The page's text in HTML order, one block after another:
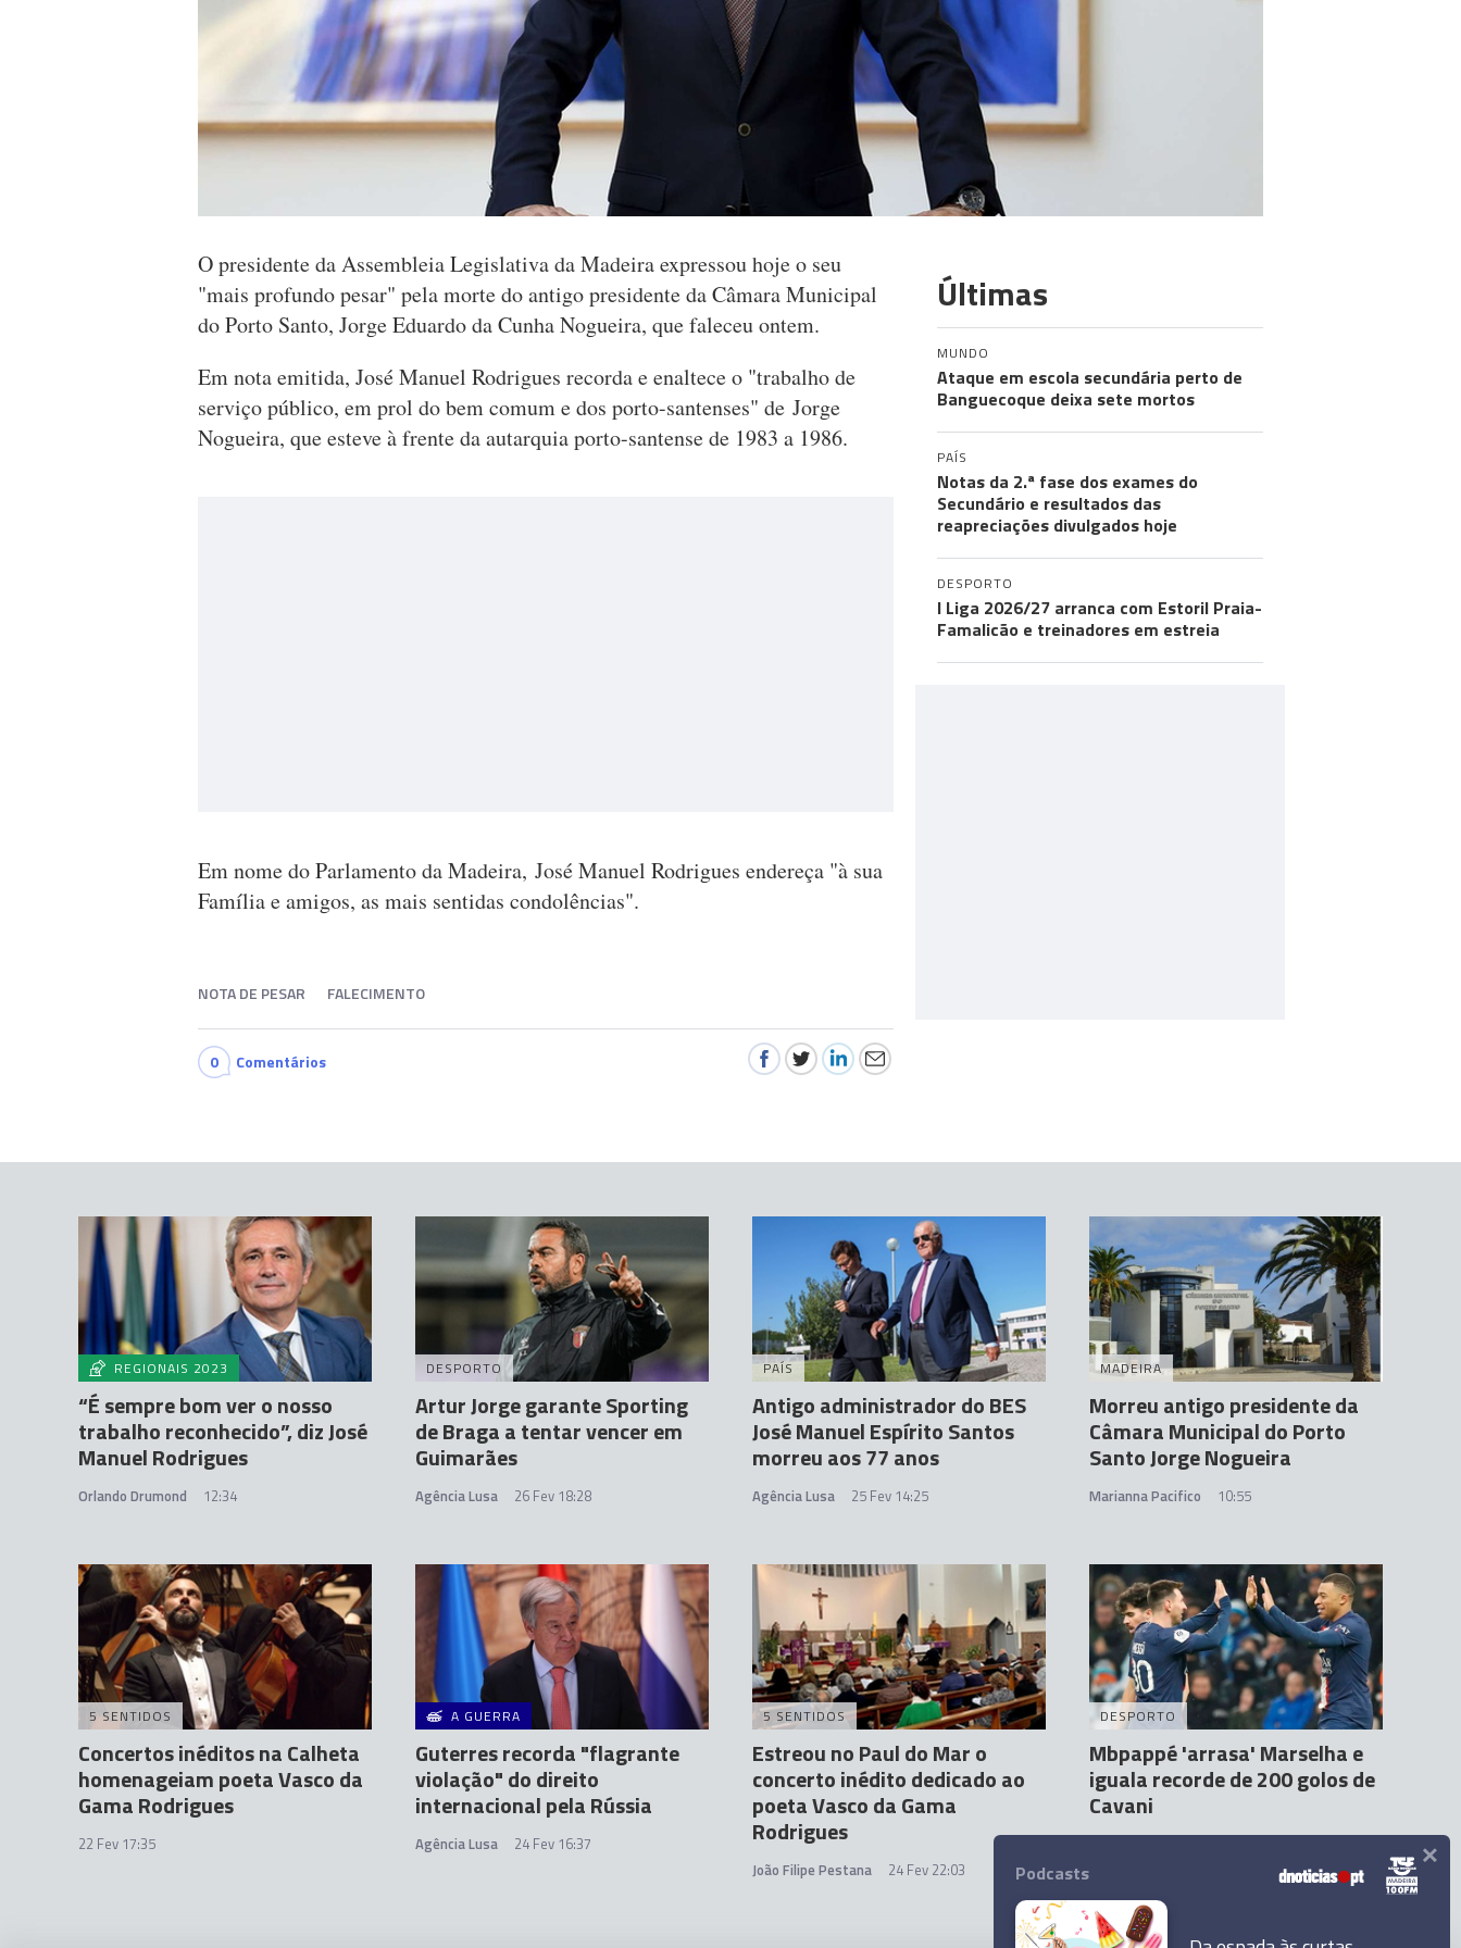
O presidente da Assembleia Legislativa da Madeira expressou hoje o seu
"mais profundo pesar" pela morte do antigo presidente da Câmara Municipal
do Porto Santo, Jorge Eduardo da Cunha Nogueira, que faleceu ontem.
Em nota emitida, José Manuel Rodrigues recorda e enaltece o "trabalho de
serviço público, em prol do bem comum e dos porto-santenses" de Jorge
Nogueira, que esteve à frente da autarquia porto-santense de 1983 a 1986.
Em nome do Parlamento da Madeira, José Manuel Rodrigues endereça "à sua
Família e amigos, as mais sentidas condolências".
NOTA DE PESAR FALECIMENTO
0 Comentários
Últimas
MUNDO
Ataque em escola secundária perto de
Banguecoque deixa sete mortos
PAÍS
Notas da 2.ª fase dos exames do
Secundário e resultados das
reapreciações divulgados hoje
DESPORTO
I Liga 2026/27 arranca com Estoril Praia-
Famalicão e treinadores em estreia
REGIONAIS 2023
“É sempre bom ver o nosso
trabalho reconhecido”, diz José
Manuel Rodrigues
Orlando Drumond 12:34
DESPORTO
Artur Jorge garante Sporting
de Braga a tentar vencer em
Guimarães
Agência Lusa 26 Fev 18:28
PAÍS
Antigo administrador do BES
José Manuel Espírito Santos
morreu aos 77 anos
Agência Lusa 25 Fev 14:25
MADEIRA
Morreu antigo presidente da
Câmara Municipal do Porto
Santo Jorge Nogueira
Marianna Pacifico 10:55
5 SENTIDOS
Concertos inéditos na Calheta
homenageiam poeta Vasco da
Gama Rodrigues
22 Fev 17:35
A GUERRA
Guterres recorda "flagrante
violação" do direito
internacional pela Rússia
Agência Lusa 24 Fev 16:37
5 SENTIDOS
Estreou no Paul do Mar o
concerto inédito dedicado ao
poeta Vasco da Gama
Rodrigues
João Filipe Pestana 24 Fev 22:03
DESPORTO
Mbpappé 'arrasa' Marselha e
iguala recorde de 200 golos de
Cavani
Podcasts ×